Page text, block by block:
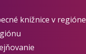
knižnice v regióne